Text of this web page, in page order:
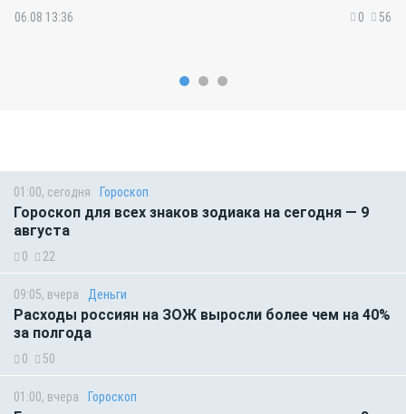
06.08 13:36 0 56
01:00, сегодня Гороскоп
Гороскоп для всех знаков зодиака на сегодня — 9
августа
0 22
09:05, вчера Деньги
Расходы россиян на ЗОЖ выросли более чем на 40%
за полгода
0 50
01:00, вчера Гороскоп